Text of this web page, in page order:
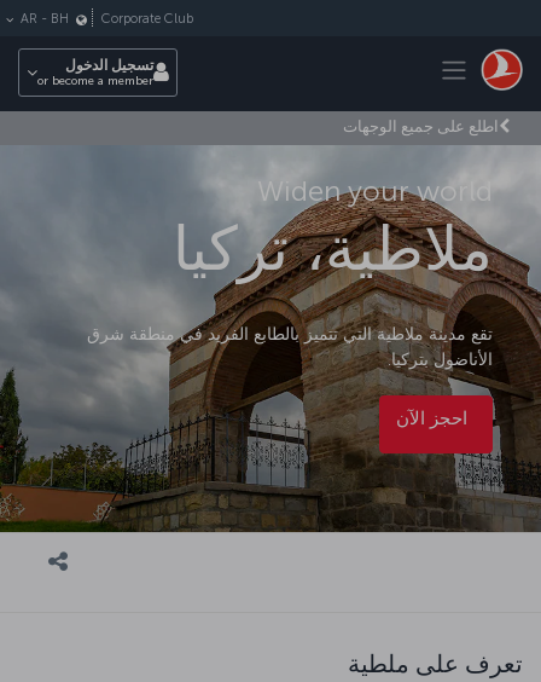
Toggle navigation
Corporate Club
AR - BH
تسجيل الدخول
or become a member
اطلع على جميع الوجهات
Widen your world
ملاطية، تركيا
تقع مدينة ملاطية التي تتميز بالطابع الفريد في منطقة شرق
الأناضول بتركيا.
احجز الآن
تعرف على ملطية